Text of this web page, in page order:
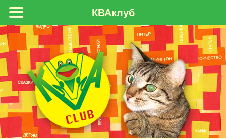
КВАклуб